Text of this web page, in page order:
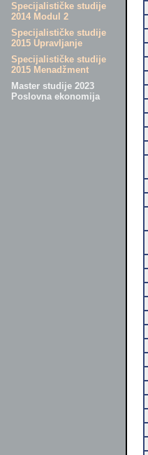
Specijalističke studije
2014 Modul 2
Specijalističke studije
2015 Upravljanje
Specijalističke studije
2015 Menadžment
Master studije 2023
Poslovna ekonomija